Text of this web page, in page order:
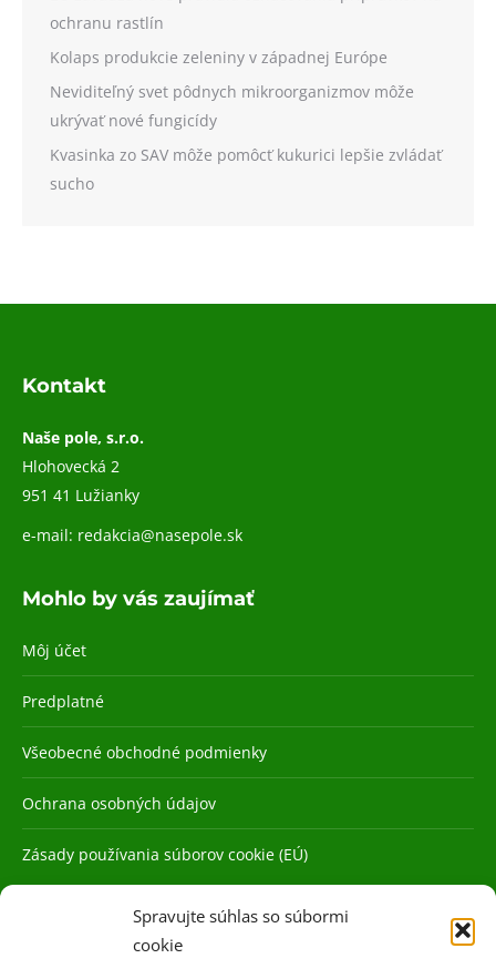
Spravujte súhlas so súbormi
cookie
ochranu rastlín
Kolaps produkcie zeleniny v západnej Európe
Neviditeľný svet pôdnych mikroorganizmov môže
ukrývať nové fungicídy
Kvasinka zo SAV môže pomôcť kukurici lepšie zvládať
sucho
Kontakt
Naše pole, s.r.o.
Hlohovecká 2
951 41 Lužianky
e-mail: redakcia@nasepole.sk
Mohlo by vás zaujímať
Môj účet
Predplatné
Všeobecné obchodné podmienky
Ochrana osobných údajov
Zásady používania súborov cookie (EÚ)